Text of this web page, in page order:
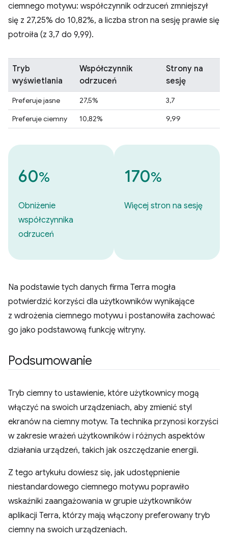
ciemnego motywu: współczynnik odrzuceń zmniejszył
się z 27,25% do 10,82%, a liczba stron na sesję prawie się
potroiła (z 3,7 do 9,99).
Tryb
wyświetlania
Współczynnik
odrzuceń
Strony na
sesję
Preferuje jasne 27,5%
3,7
Preferuje ciemny
10,82% 9,99
60%
Obniżenie
współczynnika
odrzuceń
170%
Więcej stron na sesję
Na podstawie tych danych firma Terra mogła
potwierdzić korzyści dla użytkowników wynikające
z wdrożenia ciemnego motywu i postanowiła zachować
go jako podstawową funkcję witryny.
Podsumowanie
Tryb ciemny to ustawienie, które użytkownicy mogą
włączyć na swoich urządzeniach, aby zmienić styl
ekranów na ciemny motyw. Ta technika przynosi korzyści
w zakresie wrażeń użytkowników i różnych aspektów
działania urządzeń, takich jak oszczędzanie energii.
Z tego artykułu dowiesz się, jak udostępnienie
niestandardowego ciemnego motywu poprawiło
wskaźniki zaangażowania w grupie użytkowników
aplikacji Terra, którzy mają włączony preferowany tryb
ciemny na swoich urządzeniach.